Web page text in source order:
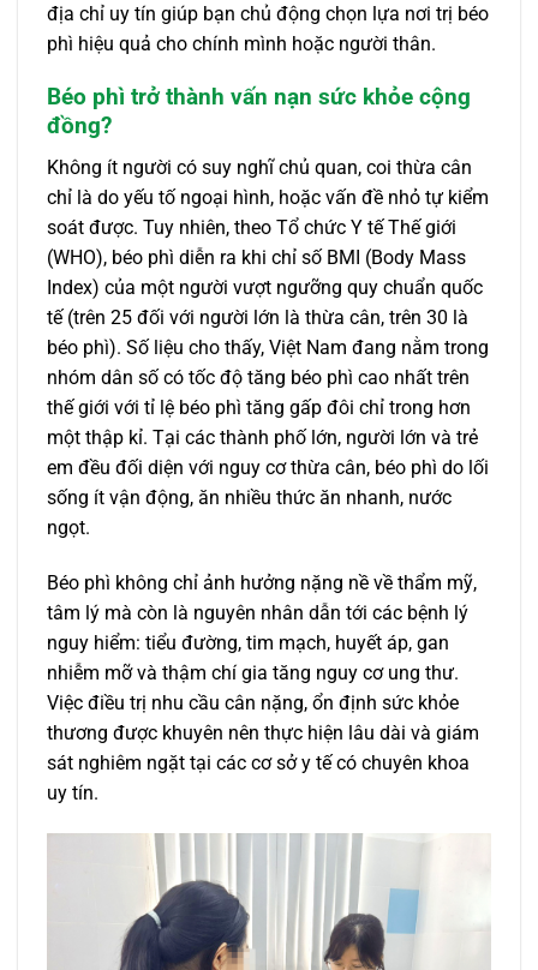
địa chỉ uy tín giúp bạn chủ động chọn lựa nơi trị béo
phì hiệu quả cho chính mình hoặc người thân.
Béo phì trở thành vấn nạn sức khỏe cộng
đồng?
Không ít người có suy nghĩ chủ quan, coi thừa cân
chỉ là do yếu tố ngoại hình, hoặc vấn đề nhỏ tự kiểm
soát được. Tuy nhiên, theo Tổ chức Y tế Thế giới
(WHO), béo phì diễn ra khi chỉ số BMI (Body Mass
Index) của một người vượt ngưỡng quy chuẩn quốc
tế (trên 25 đối với người lớn là thừa cân, trên 30 là
béo phì). Số liệu cho thấy, Việt Nam đang nằm trong
nhóm dân số có tốc độ tăng béo phì cao nhất trên
thế giới với tỉ lệ béo phì tăng gấp đôi chỉ trong hơn
một thập kỉ. Tại các thành phố lớn, người lớn và trẻ
em đều đối diện với nguy cơ thừa cân, béo phì do lối
sống ít vận động, ăn nhiều thức ăn nhanh, nước
ngọt.
Béo phì không chỉ ảnh hưởng nặng nề về thẩm mỹ,
tâm lý mà còn là nguyên nhân dẫn tới các bệnh lý
nguy hiểm: tiểu đường, tim mạch, huyết áp, gan
nhiễm mỡ và thậm chí gia tăng nguy cơ ung thư.
Việc điều trị nhu cầu cân nặng, ổn định sức khỏe
thương được khuyên nên thực hiện lâu dài và giám
sát nghiêm ngặt tại các cơ sở y tế có chuyên khoa
uy tín.